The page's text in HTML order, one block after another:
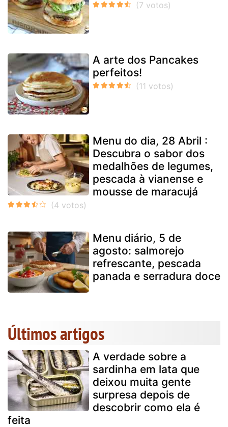
A arte dos Pancakes
perfeitos!
Menu do dia, 28 Abril :
Descubra o sabor dos
medalhões de legumes,
pescada à vianense e
mousse de maracujá
Menu diário, 5 de
agosto: salmorejo
refrescante, pescada
panada e serradura doce
Últimos artigos
A verdade sobre a
sardinha em lata que
deixou muita gente
surpresa depois de
descobrir como ela é
feita